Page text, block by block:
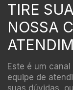
TIRE
NOSSA
Este é um
equipe de
suas dúvidas,